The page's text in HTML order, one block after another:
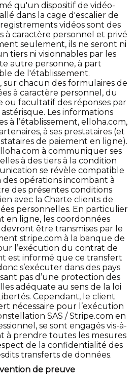
qu'un dispositif de vidéo-
dans la cage d'escalier de
vidéos sont des
à caractère personnel et privé
seulement, ils ne seront ni
tiers ni visionnables par les
autre personne, à part
de l'établissement.
sur chacun des formulaires de
à caractère personnel, du
ou facultatif des réponses par
astérisque. Les informations
à l’établissement, elloha.com,
à ses prestataires (et
de paiement en ligne).
à communiquer ses
à des tiers à la condition
se révèle compatible
des opérations incombant à
des présentes conditions
avec la Charte clients de
personnelles. En particulier
en ligne, les coordonnées
être transmises par le
stripe.com à la banque de
l’exécution du contrat de
est informé que ce transfert
s’exécuter dans des pays
pas d’une protection des
adéquate au sens de la loi
Cependant, le client
nécessaire pour l’exécution
SAS / Stripe.com en
se sont engagés vis-à-
à prendre toutes les mesures
de la confidentialité des
transferts de données.
de preuve